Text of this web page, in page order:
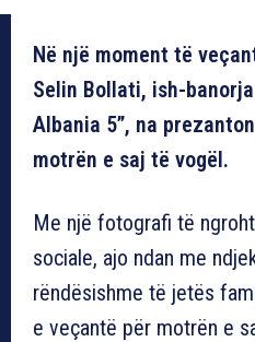
Në një moment të
Selin Bollati, ish-
Albania 5”, na
motrën e saj të vogël.
Me një fotografi të
sociale, ajo ndan me
rëndësishme të jetës
e veçantë për motrën e